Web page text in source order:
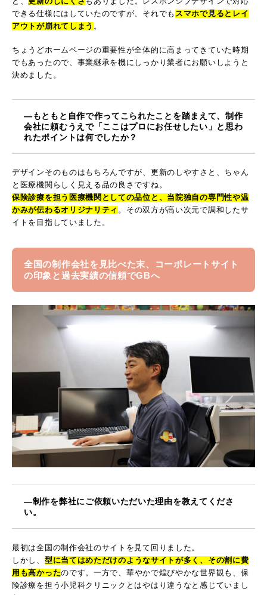
できる仕様にはしていたのですが、それでも スマホで見るとレイ
アウトが崩れてしまう 。
ちょうどホームページの重要性が全体的に高まってきていた時期
でもあったので、事業継承を機にしっかり業者にお願いしようと
決めました。
―もともと自作で作ってこられたことを踏まえて、制作
会社に頼むうえで「ここはプロにお任せしたい」と思わ
れたポイントは何でしたか？
デザインそのものはもちろんですが、更新のしやすさと、ちゃん
と医療機関らしく見える品の良さですね。
保険診療を担う医療機関としての品位と、当院独自の専門性や温
かみが伝わるオリジナリティ 。その双方が高い次元で調和したサ
イトを目指していました。
全国の制作会社を見比べた末、コーポレートサイト
の印象と過去実績の信頼でGBへ
―制作を弊社にご依頼いただいた理由を教えてくださ
い。
最初は全国の制作会社のサイトを見て回りました。
しかし、 型に当てはめただけのようなサイトが多く、その割に費
用も高かったのです。一方で、華やかで煌びやかな世界観も、保
険診療を担う小児科クリニックとはやはり違うなと感じていまし